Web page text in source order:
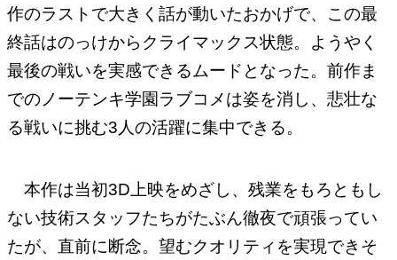
作のラストで大きく話が動いたおかげで、この最
終話はのっけからクライマックス状態。ようやく
最後の戦いを実感できるムードとなった。前作ま
でのノーテンキ学園ラブコメは姿を消し、悲壮な
る戦いに挑む3人の活躍に集中できる。
本作は当初3D上映をめざし、残業をもろともし
ない技術スタッフたちがたぶん徹夜で頑張ってい
たが、直前に断念。望むクオリティを実現できそ